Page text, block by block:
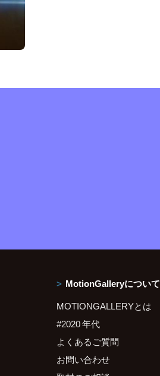
MotionGalleryについて
MOTIONGALLERYとは
#2020 年代
よくあるご質問
お問い合わせ